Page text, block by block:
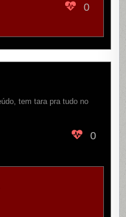
0
tem tara pra tudo no
0